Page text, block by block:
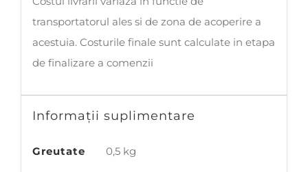
transportatorul ales si de zona de acoperire a
acestuia. Costurile finale sunt calculate in etapa
de finalizare a comenzii
Informații suplimentare
Greutate 0,5 kg